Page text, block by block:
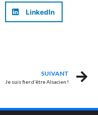
LinkedIn
SUIVANT
Je suis fier d’être Alsacien !